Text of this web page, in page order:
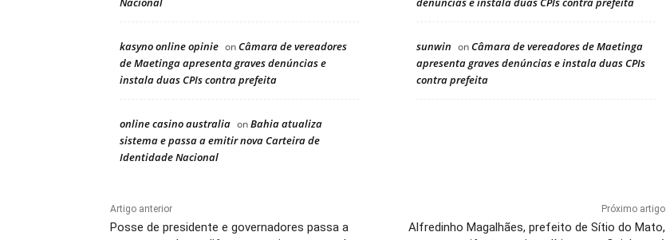
kasyno online opinie onCâmara de vereadores
de Maetinga apresenta graves denúncias e
instala duas CPIs contra prefeita
sunwin onCâmara de vereadores de Maetinga
apresenta graves denúncias e instala duas CPIs
contra prefeita
online casino australia onBahia atualiza
sistema e passa a emitir nova Carteira de
Identidade Nacional
Artigo anterior
Posse de presidente e governadores passa a
Próximo artigo
Alfredinho Magalhães, prefeito de Sítio do Mato,